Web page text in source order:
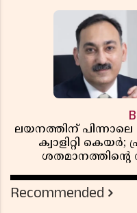
ലയനത്തിന്
ക്വാളിറ്റി
ശതമാനത്തിൻ്റെ
Recommended